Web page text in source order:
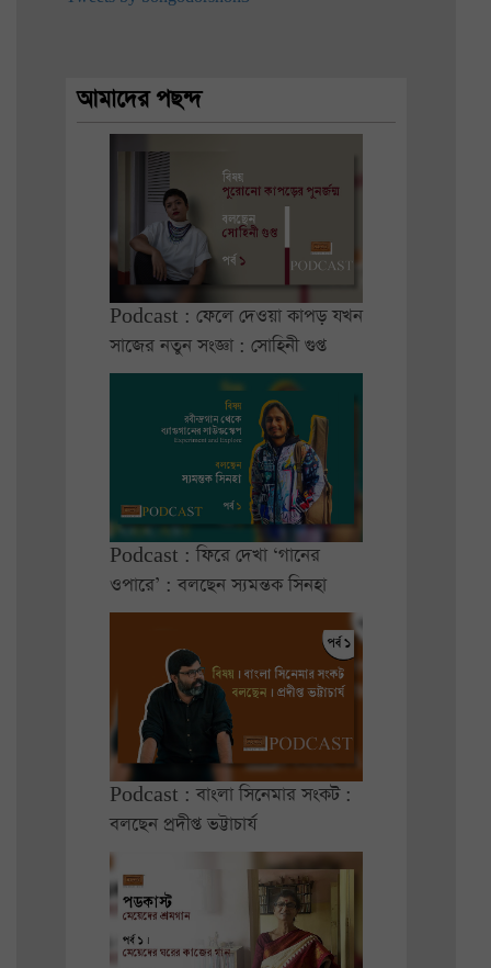
আমাদের পছন্দ
Podcast : ফেলে দেওয়া কাপড় যখন
সাজের নতুন সংজ্ঞা : সোহিনী গুপ্ত
Podcast : ফিরে দেখা ‘গানের
ওপারে’ : বলছেন স্যমন্তক সিনহা
Podcast : বাংলা সিনেমার সংকট :
বলছেন প্রদীপ্ত ভট্টাচার্য